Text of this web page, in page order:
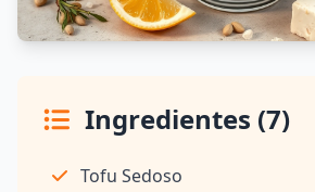
Ingredientes (7)
Tofu Sedoso